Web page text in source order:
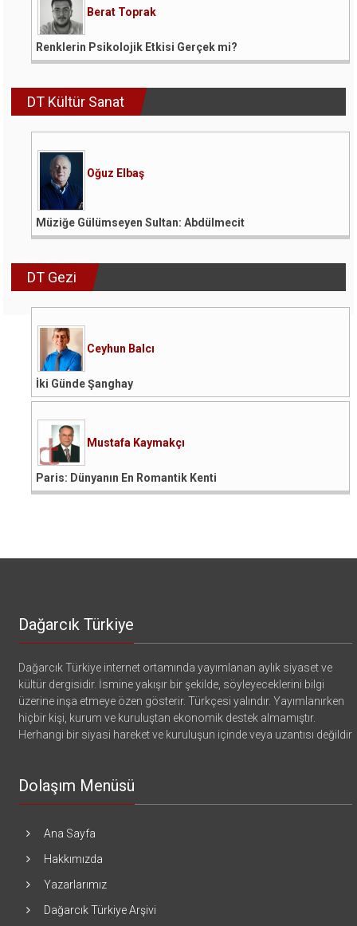
Berat Toprak
Renklerin Psikolojik Etkisi Gerçek mi?
DT Kültür Sanat
Oğuz Elbaş
Müziğe Gülümseyen Sultan: Abdülmecit
DT Gezi
Ceyhun Balcı
İki Günde Şanghay
Mustafa Kaymakçı
Paris: Dünyanın En Romantik Kenti
Dağarcık Türkiye
Dağarcık Türkiye internet ortamında yayımlanan aylık siyaset ve
kültür dergisidir. İsmine yakışır bir şekilde, söyleyeceklerini bilgi
üzerine inşa etmeye özen gösterir. Türkçesi yalındır. Yayımlanırken
hiçbir kişi, kurum ve kuruluştan ekonomik destek almamıştır.
Herhangi bir siyasi hareket ve kuruluşun içinde veya uzantısı değildir
Dolaşım Menüsü
Ana Sayfa
Hakkımızda
Yazarlarımız
Dağarcık Türkiye Arşivi